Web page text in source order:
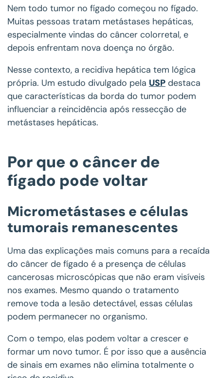
Nem todo tumor no fígado começou no fígado.
Muitas pessoas tratam metástases hepáticas,
especialmente vindas do câncer colorretal, e
depois enfrentam nova doença no órgão.
Nesse contexto, a recidiva hepática tem lógica
própria. Um estudo divulgado pela USP destaca
que características da borda do tumor podem
influenciar a reincidência após ressecção de
metástases hepáticas.
Por que o câncer de
fígado pode voltar
Micrometástases e células
tumorais remanescentes
Uma das explicações mais comuns para a recaída
do câncer de fígado é a presença de células
cancerosas microscópicas que não eram visíveis
nos exames. Mesmo quando o tratamento
remove toda a lesão detectável, essas células
podem permanecer no organismo.
Com o tempo, elas podem voltar a crescer e
formar um novo tumor. É por isso que a ausência
de sinais em exames não elimina totalmente o